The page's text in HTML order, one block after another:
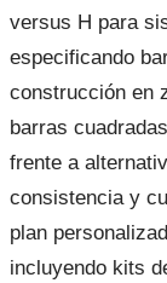
versus H para
especificando
construcción en
barras
frente a
consistencia y
plan
incluyendo kits